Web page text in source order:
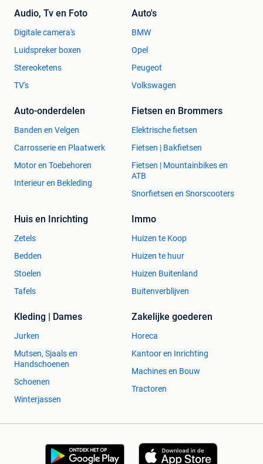
biedingen etc. Dit kan via de mail, chat, telefonisch of
WhatsApp bericht sturen naar ons in verband met de
drukte.
en Privacy Verklaring van toepassing zoals vermeld op
Audio, Tv en Foto
Digitale camera's
Luidspreker boxen
Stereoketens
TV's
Auto's
BMW
Opel
Peugeot
Volkswagen
Auto-onderdelen
Banden en Velgen
Carrosserie en Plaatwerk
Motor en Toebehoren
Interieur en Bekleding
Fietsen en Brommers
Elektrische fietsen
Fietsen | Bakfietsen
Fietsen | Mountainbikes en
ATB
Snorfietsen en Snorscooters
Huis en Inrichting
Zetels
Bedden
Stoelen
Tafels
Immo
Huizen te Koop
Huizen te huur
Huizen Buitenland
Buitenverblijven
Kleding | Dames
Jurken
Mutsen, Sjaals en
Handschoenen
Schoenen
Winterjassen
Zakelijke goederen
Horeca
Kantoor en Inrichting
Machines en Bouw
Tractoren